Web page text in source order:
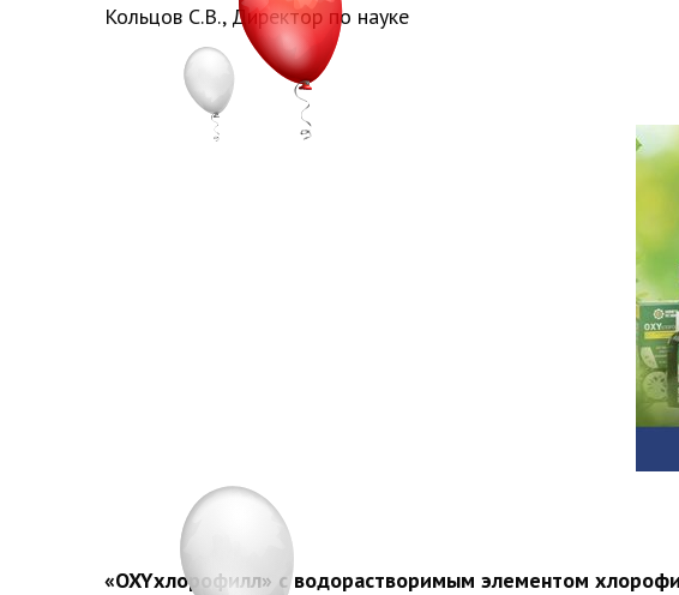
Кольцов С.В., Директор по науке
«OXYхлорофилл» с водорастворимым элементом